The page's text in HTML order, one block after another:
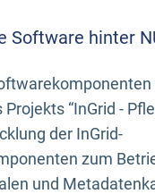
Software hinter
“InGrid -
der InGrid-
zum
und